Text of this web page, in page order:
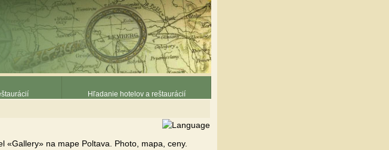
Hľadanie hotelov a reštaurácií
«Gallery» na mape Poltava. Photo, mapa, ceny.